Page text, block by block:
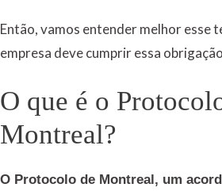
Então, vamos entender melhor esse
empresa deve cumprir essa
O que é o
Montreal?
O Protocolo de Montreal, um